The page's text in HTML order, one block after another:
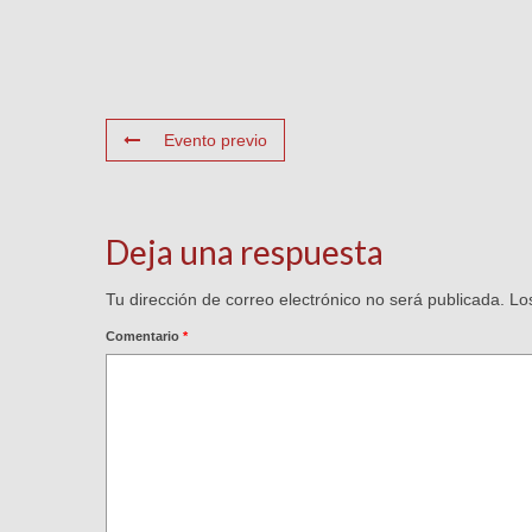
Evento previo
Deja una respuesta
Tu dirección de correo electrónico no será publicada.
Comentario *